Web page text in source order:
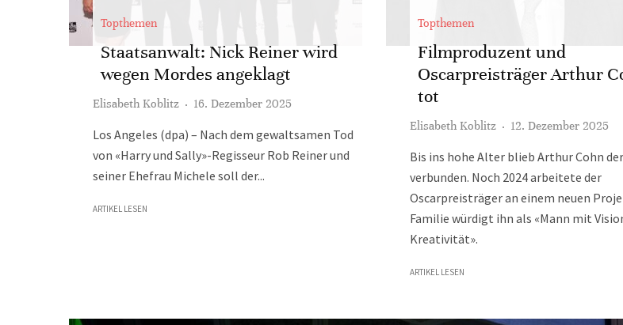
Topthemen
Staatsanwalt: Nick Reiner wird
wegen Mordes angeklagt
Elisabeth Koblitz · 16. Dezember 2025
Los Angeles (dpa) – Nach dem gewaltsamen Tod
von «Harry und Sally»-Regisseur Rob Reiner und
seiner Ehefrau Michele soll der...
ARTIKEL LESEN
Topthemen
Filmproduzent und
Oscarpreisträger Arthur
tot
Elisabeth Koblitz · 12. Dezember 2025
Bis ins hohe Alter blieb Arthur Cohn
verbunden. Noch 2024 arbeitete der
Oscarpreisträger an einem neuen
Familie würdigt ihn als «Mann mit
Kreativität».
ARTIKEL LESEN